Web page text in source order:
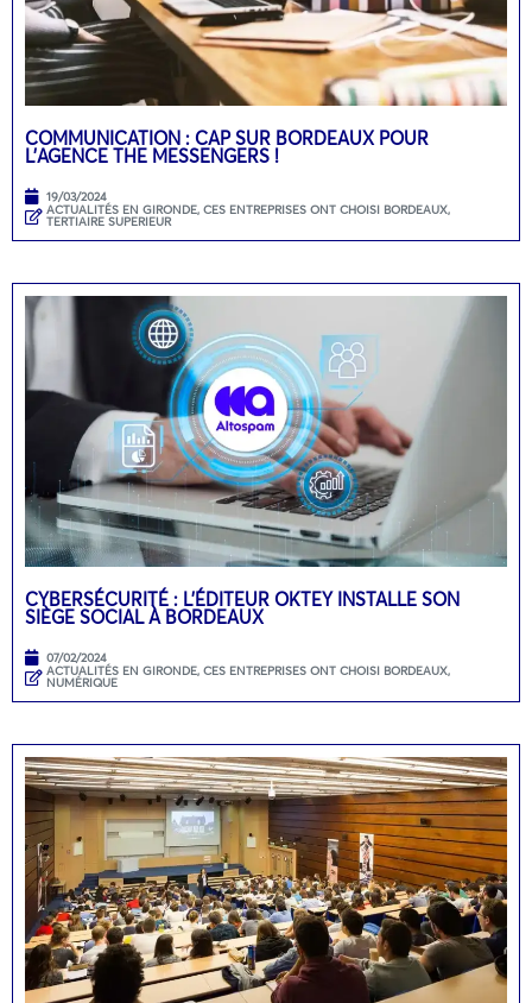
COMMUNICATION : CAP SUR BORDEAUX POUR
L’AGENCE THE MESSENGERS !
19/03/2024
ACTUALITÉS EN GIRONDE, CES ENTREPRISES ONT CHOISI BORDEAUX,
TERTIAIRE SUPERIEUR
CYBERSÉCURITÉ : L’ÉDITEUR OKTEY INSTALLE SON
SIÈGE SOCIAL À BORDEAUX
07/02/2024
ACTUALITÉS EN GIRONDE, CES ENTREPRISES ONT CHOISI BORDEAUX,
NUMÉRIQUE